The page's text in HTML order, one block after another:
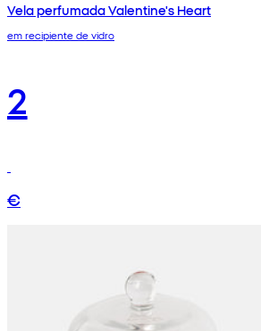
Vela perfumada Valentine's Heart
em recipiente de vidro
2
€